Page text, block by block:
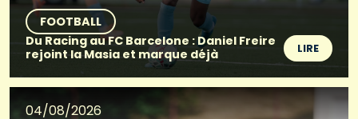
FOOTBALL
Du Racing au FC Barcelone : Daniel Freire
rejoint la Masia et marque déjà
LIRE
04/08/2026